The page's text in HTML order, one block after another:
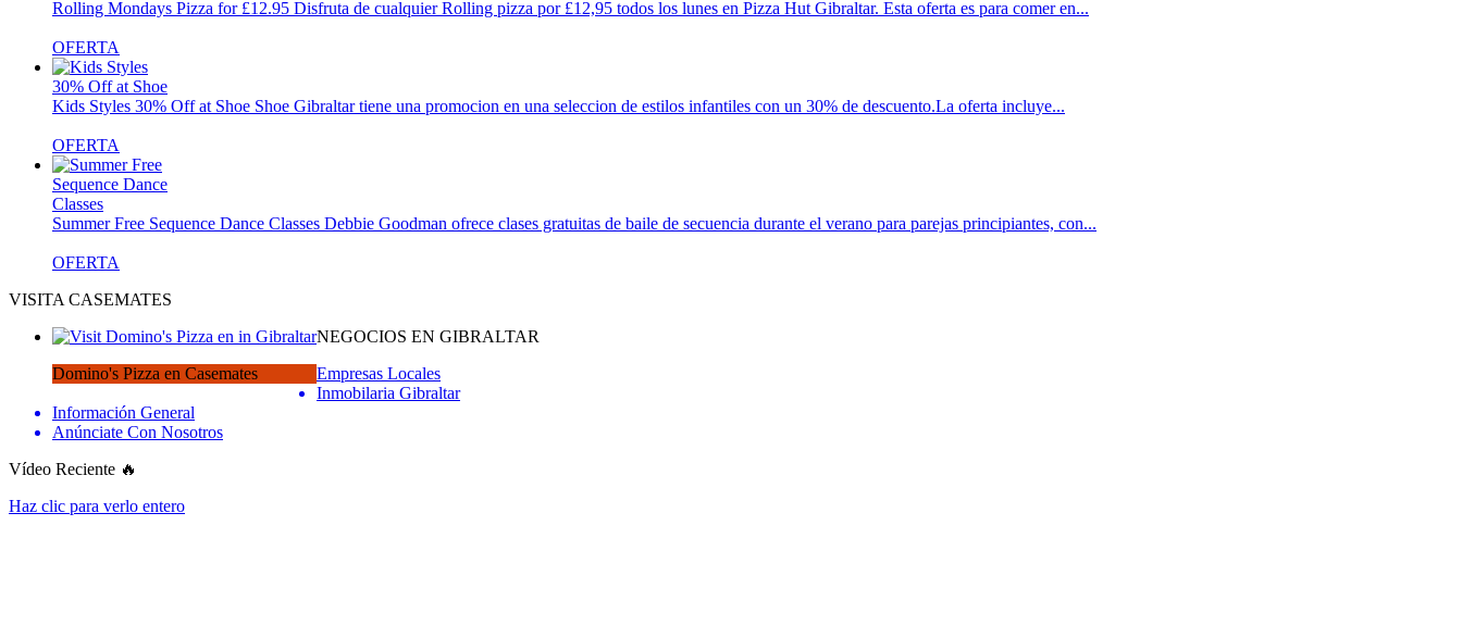
Rolling Mondays Pizza for £12.95 Disfruta de cualquier Rolling pizza por £12,95 todos los lunes en Pizza Hut Gibraltar. Esta oferta es para comer en...
OFERTA
Kids Styles 30% Off at Shoe Shoe Gibraltar tiene una promocion en una seleccion de estilos infantiles con un 30% de descuento.La oferta incluye...
OFERTA
Summer Free Sequence Dance Classes Debbie Goodman ofrece clases gratuitas de baile de secuencia durante el verano para parejas principiantes, con...
OFERTA
VISITA CASEMATES
Domino's Pizza en Casemates
NEGOCIOS EN GIBRALTAR
Empresas Locales
Inmobilaria Gibraltar
Información General
Anúnciate Con Nosotros
Vídeo Reciente 🔥
Haz clic para verlo entero